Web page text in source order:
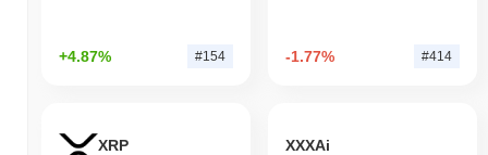
+4.87% #154 -1.77% #414
XRP XXXAi